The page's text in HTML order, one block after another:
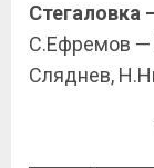
Стегаловка
С.Ефремов —
Сляднев,